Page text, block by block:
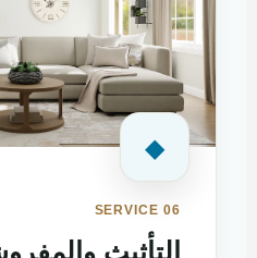
◆
SERVICE 06
التأثيث